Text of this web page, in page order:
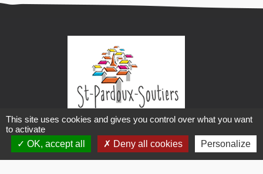
Mairie de Saint-Pardoux-Soutiers
2 impasse des écoliers
79310 Saint-Pardoux-Soutiers
This site uses cookies and gives you control over what you want
to activate
OK, accept all
Deny all cookies Personalize